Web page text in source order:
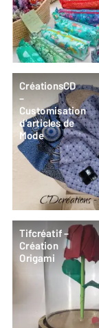
CréationsCD
–
Customisation
d’articles de
Mode
Tifcréatif –
Création
Origami